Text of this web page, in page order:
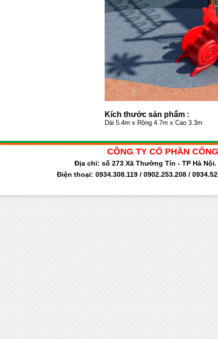
Kích thước sản phẩm :
Dài 5.4m x Rộng 4.7m x Cao 3.3m
CÔNG TY CỔ PHẦN
Địa chỉ: số 273 Xã Thường Tín - TP Hà
Điện thoại: 0934.308.119 / 0902.253.208 /